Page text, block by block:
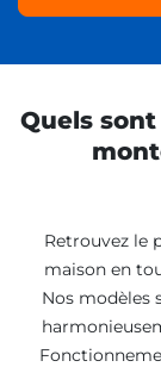
Quels
Retrouvez le
maison en
Nos modèles